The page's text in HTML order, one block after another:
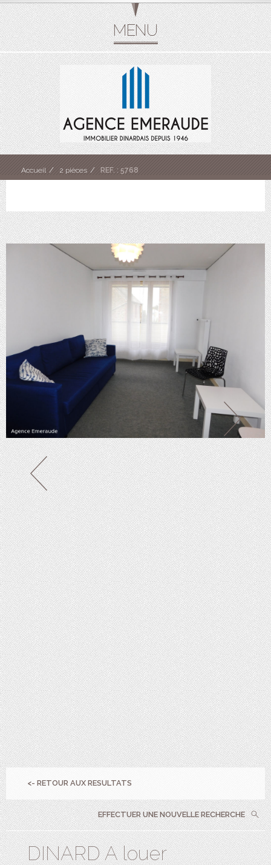
Accueil 2 pièces REF. : 5768
<- RETOUR AUX RESULTATS
EFFECTUER UNE NOUVELLE RECHERCHE
DINARD A louer